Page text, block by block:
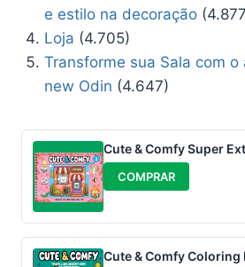
e estilo na decoração
Loja (4.705)
Transforme sua Sala com
new Odin (4.647)
Cute & Comfy Super
COMPRAR
Cute & Comfy